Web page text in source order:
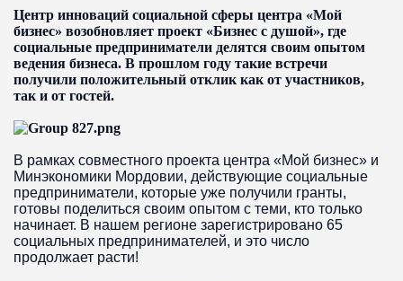
Центр инноваций социальной сферы центра «Мой
бизнес» возобновляет проект «Бизнес с душой», где
социальные предприниматели делятся своим опытом
ведения бизнеса. В прошлом году такие встречи
получили положительный отклик как от участников,
так и от гостей.
В рамках совместного проекта центра «Мой бизнес» и
Минэкономики Мордовии, действующие социальные
предприниматели, которые уже получили гранты,
готовы поделиться своим опытом с теми, кто только
начинает. В нашем регионе зарегистрировано 65
социальных предпринимателей, и это число
продолжает расти!